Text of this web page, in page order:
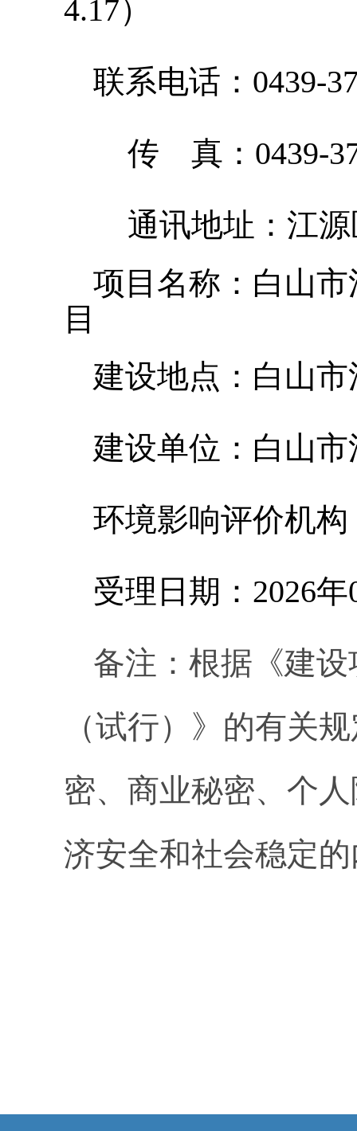
4.17）
联系电话： 0439-
传
真： 0439-
通讯地址：江源
项目名称： 白山
目
建设地点： 白山
建设单位： 白山
环境影响评价机
受理日期： 2026
备注：根据《建
（试行）》的有关
密、商业秘密、个
济安全和社会稳定